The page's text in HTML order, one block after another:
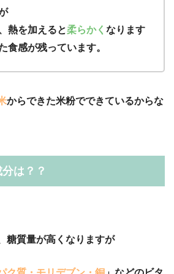
熱を加えると柔らかく なります
食感が残っています。
からできた米粉でできているからな
は？？
糖質量が高くなりますが